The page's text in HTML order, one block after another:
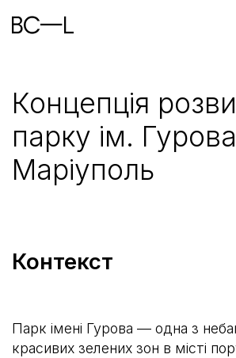
Концепція
парку ім.
Маріуполь
Контекст
Парк імені Гурова — одна з
красивих зелених зон в місті